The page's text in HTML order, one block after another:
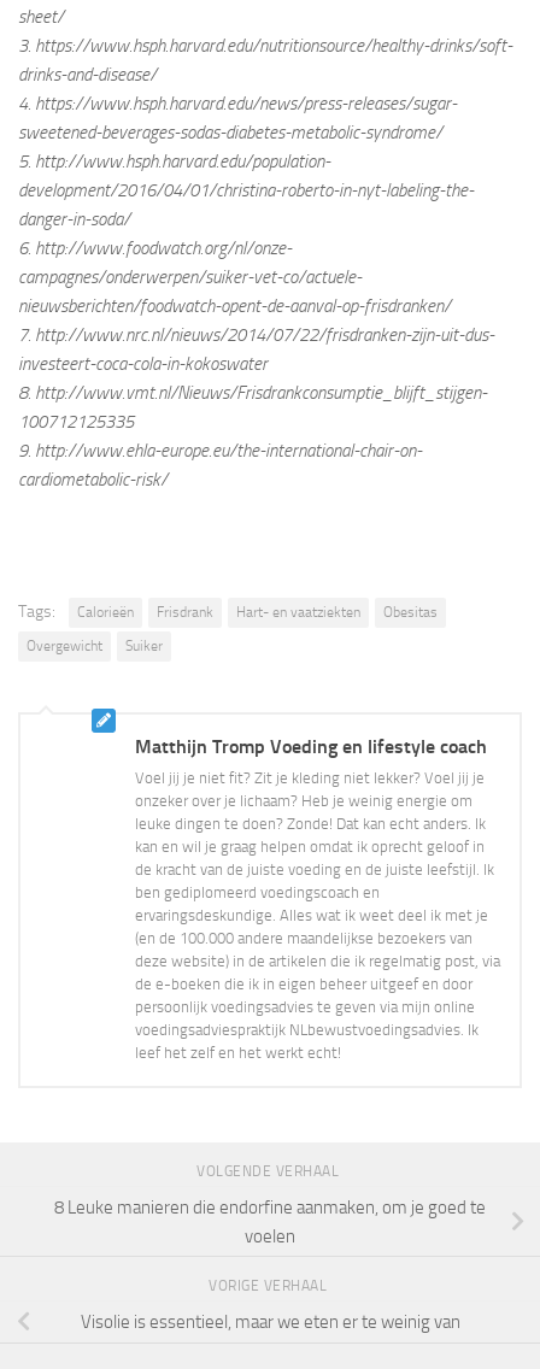
sheet/
3. https://www.hsph.harvard.edu/nutritionsource/healthy-drinks/soft-
drinks-and-disease/
4. https://www.hsph.harvard.edu/news/press-releases/sugar-
sweetened-beverages-sodas-diabetes-metabolic-syndrome/
5. http://www.hsph.harvard.edu/population-
development/2016/04/01/christina-roberto-in-nyt-labeling-the-
danger-in-soda/
6. http://www.foodwatch.org/nl/onze-
campagnes/onderwerpen/suiker-vet-co/actuele-
nieuwsberichten/foodwatch-opent-de-aanval-op-frisdranken/
7. http://www.nrc.nl/nieuws/2014/07/22/frisdranken-zijn-uit-dus-
investeert-coca-cola-in-kokoswater
8. http://www.vmt.nl/Nieuws/Frisdrankconsumptie_blijft_stijgen-
100712125335
9. http://www.ehla-europe.eu/the-international-chair-on-
cardiometabolic-risk/
Tags: Calorieën Frisdrank Hart- en vaatziekten
Obesitas
Overgewicht
Suiker
Matthijn Tromp Voeding en lifestyle coach
Voel jij je niet fit? Zit je kleding niet lekker? Voel jij je
onzeker over je lichaam? Heb je weinig energie om
leuke dingen te doen? Zonde! Dat kan echt anders. Ik
kan en wil je graag helpen omdat ik oprecht geloof in
de kracht van de juiste voeding en de juiste leefstijl. Ik
ben gediplomeerd voedingscoach en
ervaringsdeskundige. Alles wat ik weet deel ik met je
(en de 100.000 andere maandelijkse bezoekers van
deze website) in de artikelen die ik regelmatig post, via
de e-boeken die ik in eigen beheer uitgeef en door
persoonlijk voedingsadvies te geven via mijn online
voedingsadviespraktijk NLbewustvoedingsadvies. Ik
leef het zelf en het werkt echt!
VOLGENDE VERHAAL
8 Leuke manieren die endorfine aanmaken, om je goed te
voelen
VORIGE VERHAAL
Visolie is essentieel, maar we eten er te weinig van